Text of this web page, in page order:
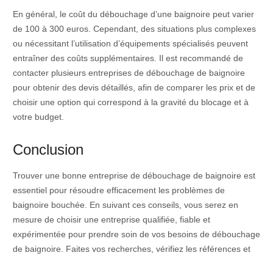
En général, le coût du débouchage d’une baignoire peut varier
de 100 à 300 euros. Cependant, des situations plus complexes
ou nécessitant l’utilisation d’équipements spécialisés peuvent
entraîner des coûts supplémentaires. Il est recommandé de
contacter plusieurs entreprises de débouchage de baignoire
pour obtenir des devis détaillés, afin de comparer les prix et de
choisir une option qui correspond à la gravité du blocage et à
votre budget.
Conclusion
Trouver une bonne entreprise de débouchage de baignoire est
essentiel pour résoudre efficacement les problèmes de
baignoire bouchée. En suivant ces conseils, vous serez en
mesure de choisir une entreprise qualifiée, fiable et
expérimentée pour prendre soin de vos besoins de débouchage
de baignoire. Faites vos recherches, vérifiez les références et